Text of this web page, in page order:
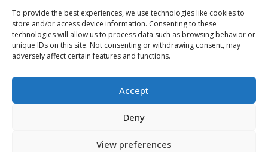
To provide the best experiences, we use technologies like cookies to
store and/or access device information. Consenting to these
technologies will allow us to process data such as browsing behavior or
unique IDs on this site. Not consenting or withdrawing consent, may
adversely affect certain features and functions.
Accept
Deny
View preferences
Ruokailu
Nähtävyydet
Visit Tallinn
Ammattilaisille
Harju-, Rapla- & Läänemaa DMO